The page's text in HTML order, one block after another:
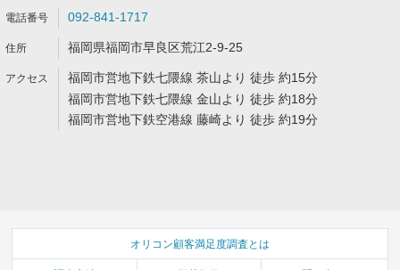
092-841-1717
福岡県福岡市早良区荒江2-9-25
福岡市営地下鉄七隈線 茶山より 徒歩 約15分
福岡市営地下鉄七隈線 金山より 徒歩 約18分
福岡市営地下鉄空港線 藤崎より 徒歩 約19分
オリコン顧客満足度調査とは